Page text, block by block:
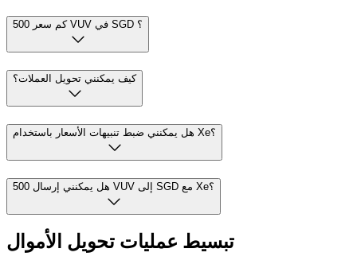
كم سعر 500 VUV في SGD ؟
كيف يمكنني تحويل العملات؟
هل يمكنني ضبط تنبيهات الأسعار باستخدام Xe؟
هل يمكنني إرسال 500 VUV إلى SGD مع Xe؟
تبسيط عمليات تحويل الأموال